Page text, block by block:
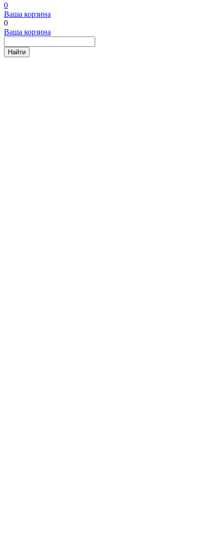
0
Ваша корзина
0
Ваша корзина
Найти